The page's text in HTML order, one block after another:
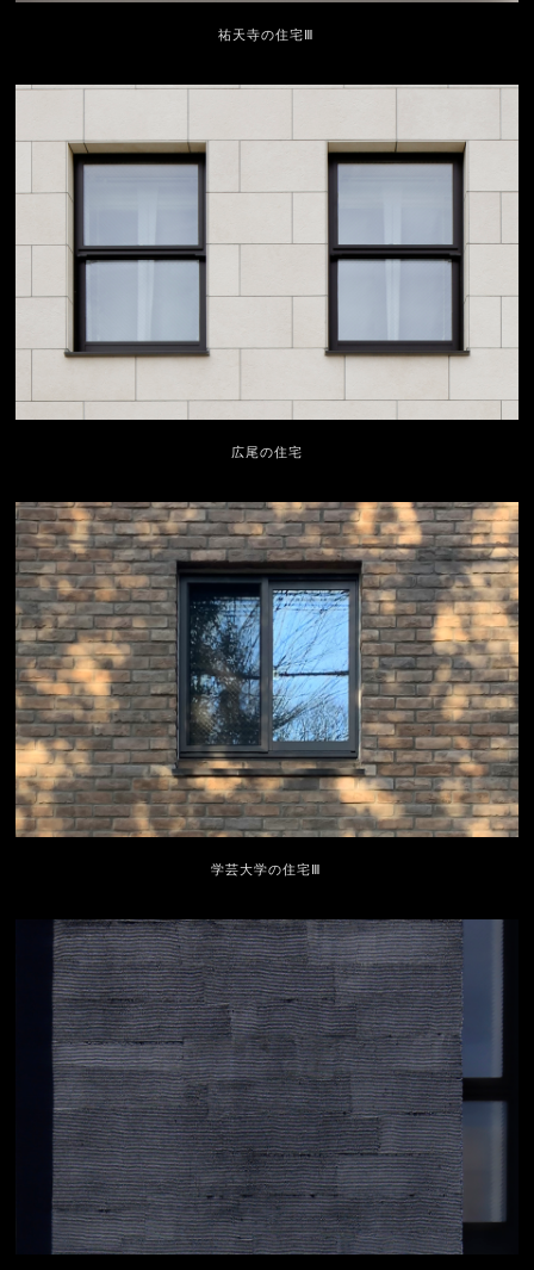
祐天寺の住宅Ⅲ
広尾の住宅
学芸大学の住宅Ⅲ